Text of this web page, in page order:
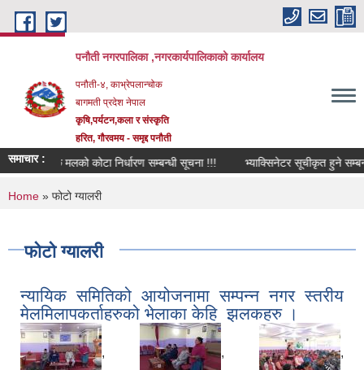
Skip to main content
पनौती नगरपालिका ,नगरकार्यपालिकाको कार्यालय
पनौती-४, काभ्रेपलान्चोक
बागमती प्रदेश नेपाल
कृषि,पर्यटन,कला र संस्कृति
हरित, गौरवमय - समृद्द पनौती
समाचार :मलको कोटा निर्धारण सम्बन्धी सूचना !!! भ्याक्सिनेटर सूचीकृत हुने सम्बन्धी
You are here
Home » फोटो ग्यालरी
फोटो ग्यालरी
न्यायिक समितिको आयोजनामा सम्पन्न नगर स्तरीय
मेलमिलापकर्ताहरुको भेलाका केहि झलकहरु ।
, , ,